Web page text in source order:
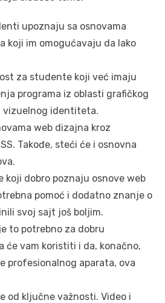
upoznaju sa osnovama
koji im omogućavaju da lako
za studente koji već imaju
programa iz oblasti grafičkog
vizuelnog identiteta.
web dizajna kroz
Takođe, steći će i osnovna
koji dobro poznaju osnove web
pomoć i dodatno znanje o
svoj sajt još boljim.
to potrebno za dobru
će vam koristiti i da, konačno,
profesionalnog aparata, ova
od ključne važnosti. Video i